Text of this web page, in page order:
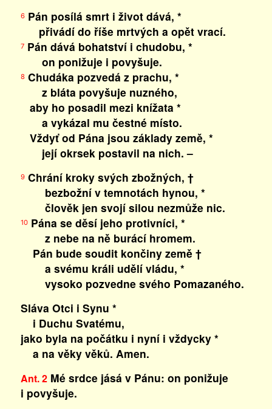
6Pán posílá smrt i život dává, *
přivádí do říše mrtvých a opět vrací.
7Pán dává bohatství i chudobu, *
on ponižuje i povyšuje.
8 Chudáka pozvedá z prachu, *
z bláta povyšuje nuzného,
aby ho posadil mezi knížata *
a vykázal mu čestné místo.
Vždyť od Pána jsou základy země, *
její okrsek postavil na nich. –
9Chrání kroky svých zbožných, †
bezbožní v temnotách hynou, *
člověk jen svojí silou nezmůže nic.
10Pána se děsí jeho protivníci, *
z nebe na ně burácí hromem.
Pán bude soudit končiny země †
a svému králi udělí vládu, *
vysoko pozvedne svého Pomazaného.
Sláva Otci i Synu *
i Duchu Svatému,
jako byla na počátku i nyní i vždycky *
a na věky věků. Amen.
Ant. 2Mé srdce jásá v Pánu: on ponižuje
i povyšuje.